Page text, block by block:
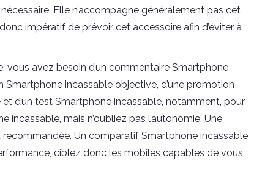
Elle n’accompagne généralement pas cet
impératif de prévoir cet accessoire afin d’éviter à
vous avez besoin d’un commentaire Smartphone
Smartphone incassable objective, d’une promotion
d’un test Smartphone incassable, notamment, pour
incassable, mais n’oubliez pas l’autonomie. Une
Un comparatif Smartphone incassable
ciblez donc les mobiles capables de vous